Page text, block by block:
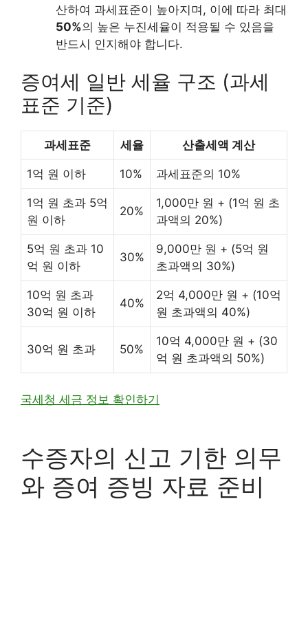
산하여 과세표준이 높아지며, 이에 따라 최대
50%의 높은 누진세율이 적용될 수 있음을
반드시 인지해야 합니다.
증여세 일반 세율 구조 (과세
표준 기준)
과세표준 세율 산출세액 계산
1억 원 이하 10% 과세표준의 10%
1억 원 초과 5억
원 이하
20%
1,000만 원 + (1억 원 초
과액의 20%)
5억 원 초과 10
억 원 이하
30%
9,000만 원 + (5억 원
초과액의 30%)
10억 원 초과
30억 원 이하
40%
2억 4,000만 원 + (10억
원 초과액의 40%)
30억 원 초과 50%
10억 4,000만 원 + (30
억 원 초과액의 50%)
국세청 세금 정보 확인하기
수증자의 신고 기한 의무
와 증여 증빙 자료 준비